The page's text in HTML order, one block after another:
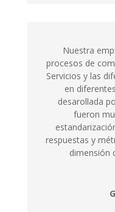
Nuestra
procesos de
Servicios y las
en
desarollada
fueron
respuestas y
dimensión